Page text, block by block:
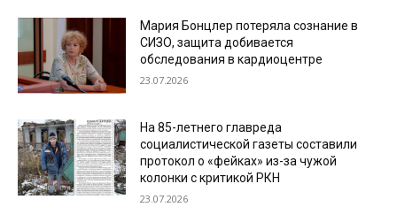
Мария Бонцлер потеряла сознание в
СИЗО, защита добивается
обследования в кардиоцентре
23.07.2026
На 85-летнего главреда
социалистической газеты составили
протокол о «фейках» из-за чужой
колонки с критикой РКН
23.07.2026